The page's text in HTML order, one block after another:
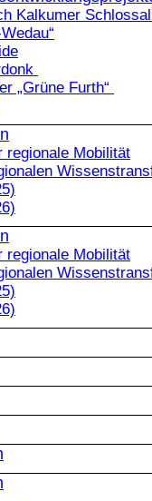
Kalkumer
„Grüne Furth“
regionale Mobilität
regionale Mobilität